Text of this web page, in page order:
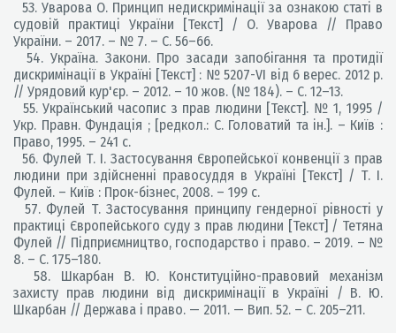
53. Уварова О. Принцип недискримінації за ознакою статі в
судовій практиці України [Текст] / О. Уварова // Право
України. – 2017. – № 7. – С. 56–66.
54. Україна. Закони. Про засади запобігання та протидії
дискримінації в Україні [Текст] : № 5207-VI від 6 верес. 2012 р.
// Урядовий кур'єр. – 2012. – 10 жов. (№ 184). – С. 12–13.
55. Український часопис з прав людини [Текст]. № 1, 1995 /
Укр. Правн. Фундація ; [редкол.: С. Головатий та ін.]. – Київ :
Право, 1995. – 241 с.
56. Фулей Т. І. Застосування Європейської конвенції з прав
людини при здійсненні правосуддя в Україні [Текст] / Т. І.
Фулей. – Київ : Прок-бізнес, 2008. – 199 с.
57. Фулей Т. Застосування принципу гендерної рівності у
практиці Європейського суду з прав людини [Текст] / Тетяна
Фулей // Підприємництво, господарство і право. – 2019. – №
8. – С. 175–180.
58. Шкарбан В. Ю. Конституційно-правовий механізм
захисту прав людини від дискримінації в Україні / В. Ю.
Шкарбан // Держава і право. — 2011. — Вип. 52. – С. 205–211.